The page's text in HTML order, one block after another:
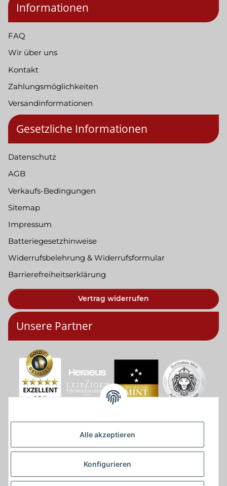
Alle akzeptieren
Konfigurieren
Informationen
FAQ
Wir über uns
Kontakt
Zahlungsmöglichkeiten
Versandinformationen
Gesetzliche Informationen
Datenschutz
AGB
Verkaufs-Bedingungen
Sitemap
Impressum
Batteriegesetzhinweise
Widerrufsbelehrung & Widerrufsformular
Barrierefreiheitserklärung
Vertrag widerrufen
Unsere Partner